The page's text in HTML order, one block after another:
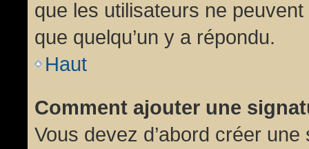
que les utilisateurs ne
que quelqu’un y a répondu.
Haut
Comment ajouter une
Vous devez d’abord créer